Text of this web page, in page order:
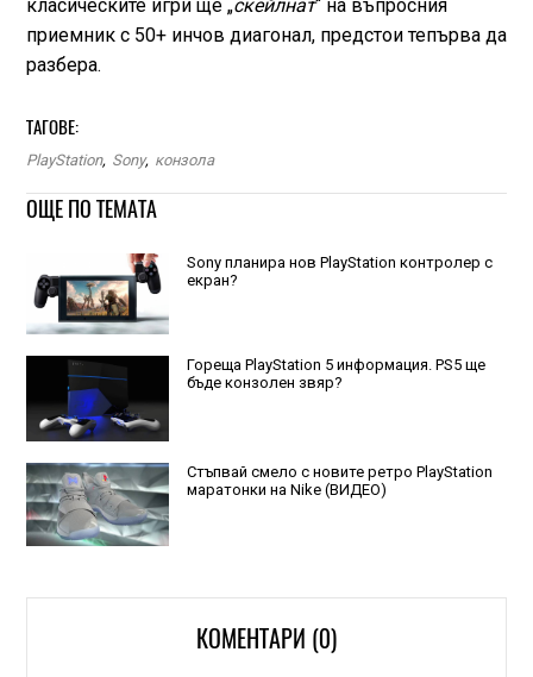
класическите игри ще „скейлнат“ на въпросния
приемник с 50+ инчов диагонал, предстои тепърва да
разбера.
ТАГОВЕ:
PlayStation, Sony, конзола
ОЩЕ ПО ТЕМАТА
Sony планира нов PlayStation контролер с
екран?
Гореща PlayStation 5 информация. PS5 ще
бъде конзолен звяр?
Стъпвай смело с новите ретро PlayStation
маратонки на Nike (ВИДЕО)
КОМЕНТАРИ (0)